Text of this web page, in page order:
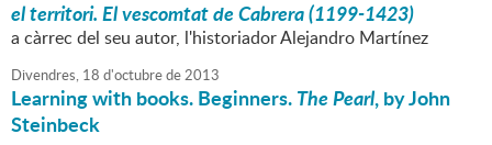
el territori. El vescomtat de Cabrera (1199-1423)
a càrrec del seu autor, l'historiador Alejandro Martínez
Divendres, 18 d'octubrede2013
Learning with books. Beginners.The Pearl, by John
Steinbeck